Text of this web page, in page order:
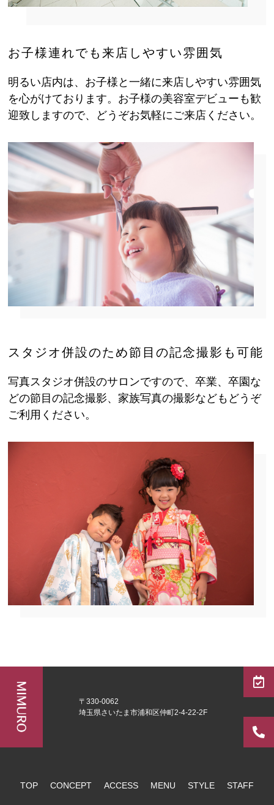
お子様連れでも来店しやすい雰囲気
明るい店内は、お子様と一緒に来店しやすい雰囲気
を心がけております。お子様の美容室デビューも歓
迎致しますので、どうぞお気軽にご来店ください。
スタジオ併設のため節目の記念撮影も可能
写真スタジオ併設のサロンですので、卒業、卒園な
どの節目の記念撮影、家族写真の撮影などもどうぞ
ご利用ください。
〒330-0062
埼玉県さいたま市浦和区仲町2-4-22-2F
TOP CONCEPT ACCESS MENU STYLE STAFF